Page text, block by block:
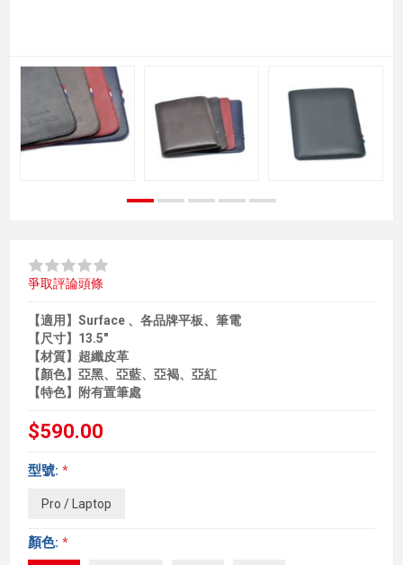
爭取評論頭條
【適用】Surface 、各品牌平板、筆電
【尺寸】13.5"
【材質】超纖皮革
【顏色】亞黑、亞藍、亞褐、亞紅
【特色】附有置筆處
$590.00
型號: *
Pro / Laptop
顏色: *